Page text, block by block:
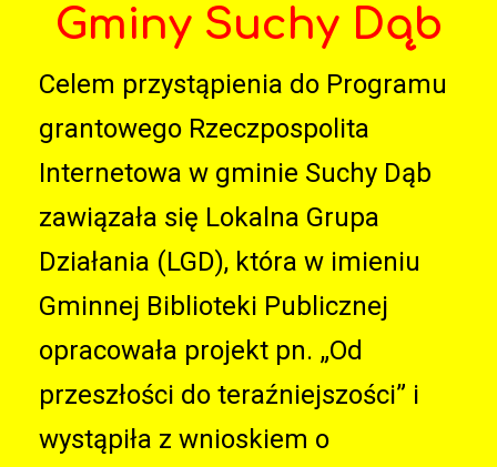
Gminy Suchy Dąb
Celem przystąpienia do Programu
grantowego Rzeczpospolita
Internetowa w gminie Suchy Dąb
zawiązała się Lokalna Grupa
Działania (LGD), która w imieniu
Gminnej Biblioteki Publicznej
opracowała projekt pn. „Od
przeszłości do teraźniejszości” i
wystąpiła z wnioskiem o